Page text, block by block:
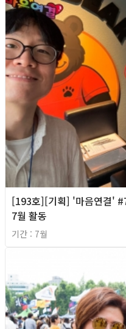
[193호][기획] '마음연결'
7월 활동
기간 : 7월